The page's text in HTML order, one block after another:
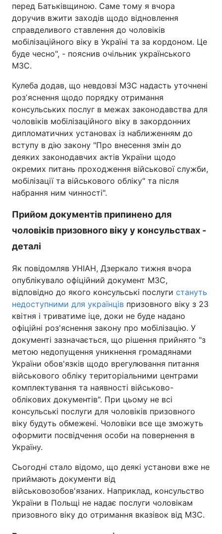
перед Батьківщиною. Саме тому я вчора
доручив вжити заходів щодо відновлення
справделивого ставлення до чоловіків
мобілізаційного віку в Україні та за кордоном. Це
буде чесно", - пояснив очільник українського
МЗС.
Кулеба додав, що невдовзі МЗС надасть уточнені
розʼяснення щодо порядку отримання
консульських послуг в межах законодавства для
чоловіків мобілізаційного віку в закордонних
дипломатичних установах із наближенням до
вступу в дію закону "Про внесення змін до
деяких законодавчих актів України щодо
окремих питань проходження військової служби,
мобілізації та військового обліку" та після
набрання ним чинності".
Прийом документів припинено для
чоловіків призовного віку у консульствах -
деталі
Як повідомляв УНІАН, Дзеркало тижня вчора
опублікувало офіційний документ МЗС,
відповідно до якого консульські послуги стануть
недоступними для українців призовного віку з 23
квітня і триватиме іце, доки не буде надано
офіційні роз'яснення закону про мобілізацію. У
документі зазначається, що рішення прийнято "з
метою недопущення уникнення громадянами
України обов'язків щодо врегулювання питання
військового обліку територіальними центрами
комплектування та наявності військово-
облікових документів". При цьому не всі
консульські послуги для чоловіків призовного
віку будуть обмежені. Чоловіки все ще зможуть
оформити посвідчення особи на повернення в
Україну.
Сьогодні стало відомо, що деякі установи вже не
приймають документи від
військовозобов'язаних. Наприклад, консульство
України в Польщі не надає послуги чоловікам
призовного віку до отримання вказівок від МЗС.